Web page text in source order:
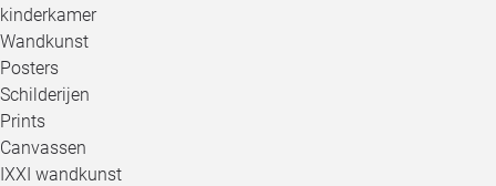
kinderkamer
Wandkunst
Posters
Schilderijen
Prints
Canvassen
IXXI wandkunst